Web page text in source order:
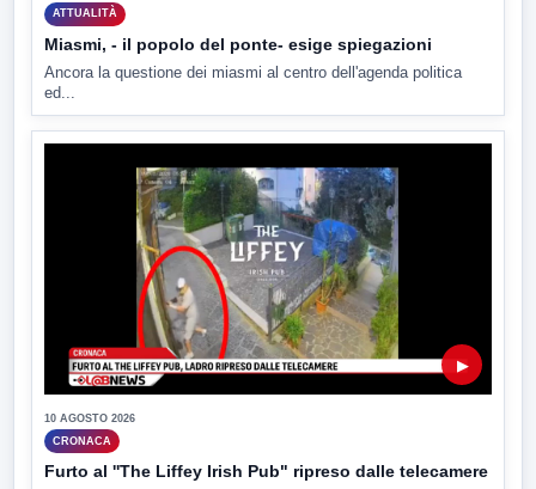
ATTUALITÀ
Miasmi, - il popolo del ponte- esige spiegazioni
Ancora la questione dei miasmi al centro dell'agenda politica
ed...
▶
10 AGOSTO 2026
CRONACA
Furto al ''The Liffey Irish Pub" ripreso dalle telecamere